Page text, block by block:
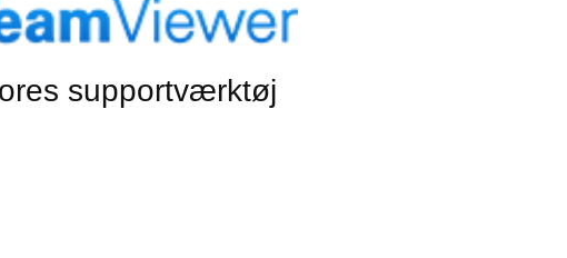
supportværktøj